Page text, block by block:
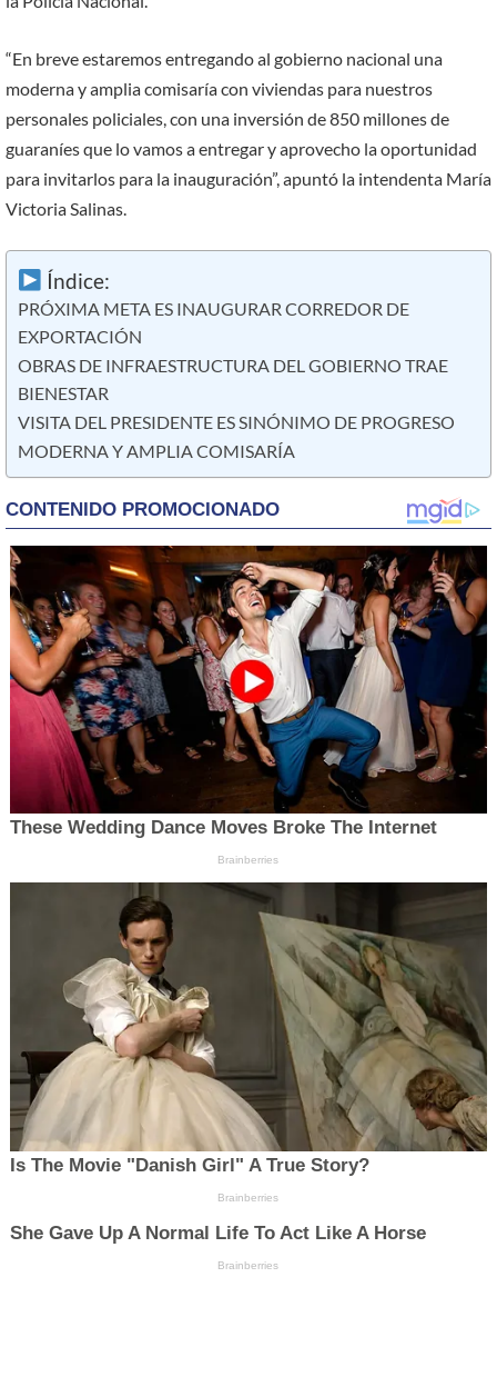
“En breve estaremos entregando al gobierno nacional una
moderna y amplia comisaría con viviendas para nuestros
personales policiales, con una inversión de 850 millones de
guaraníes que lo vamos a entregar y aprovecho la oportunidad
para invitarlos para la inauguración”, apuntó la intendenta María
Victoria Salinas.
Índice:
PRÓXIMA META ES INAUGURAR CORREDOR DE
EXPORTACIÓN
OBRAS DE INFRAESTRUCTURA DEL GOBIERNO TRAE
BIENESTAR
VISITA DEL PRESIDENTE ES SINÓNIMO DE PROGRESO
MODERNA Y AMPLIA COMISARÍA